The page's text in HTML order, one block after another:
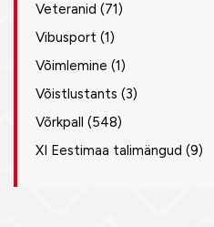
Veteranid (71)
Vibusport (1)
Võimlemine (1)
Võistlustants (3)
Võrkpall (548)
XI Eestimaa talimängud (9)